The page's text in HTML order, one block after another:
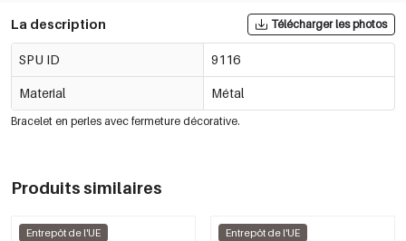
La description Télécharger les photos
SPU ID 9116
Material Métal
Bracelet en perles avec fermeture décorative.
Produits similaires
Entrepôt de l'UE Entrepôt de l'UE